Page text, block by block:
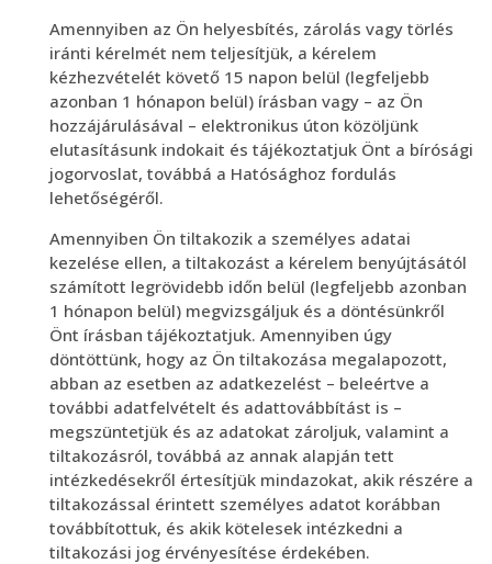
Amennyiben az Ön helyesbítés, zárolás vagy törlés
iránti kérelmét nem teljesítjük, a kérelem
kézhezvételét követő 15 napon belül (legfeljebb
azonban 1 hónapon belül) írásban vagy – az Ön
hozzájárulásával – elektronikus úton közöljünk
elutasításunk indokait és tájékoztatjuk Önt a bírósági
jogorvoslat, továbbá a Hatósághoz fordulás
lehetőségéről.
Amennyiben Ön tiltakozik a személyes adatai
kezelése ellen, a tiltakozást a kérelem benyújtásától
számított legrövidebb időn belül (legfeljebb azonban
1 hónapon belül) megvizsgáljuk és a döntésünkről
Önt írásban tájékoztatjuk. Amennyiben úgy
döntöttünk, hogy az Ön tiltakozása megalapozott,
abban az esetben az adatkezelést – beleértve a
további adatfelvételt és adattovábbítást is –
megszüntetjük és az adatokat zároljuk, valamint a
tiltakozásról, továbbá az annak alapján tett
intézkedésekről értesítjük mindazokat, akik részére a
tiltakozással érintett személyes adatot korábban
továbbítottuk, és akik kötelesek intézkedni a
tiltakozási jog érvényesítése érdekében.